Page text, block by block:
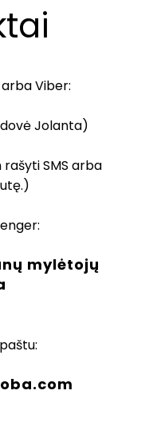
Viber:
Jolanta)
SMS arba
mylėtojų